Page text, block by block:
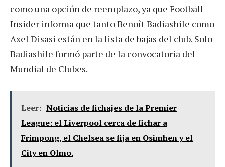
como una opción de reemplazo, ya que Football
Insider informa que tanto Benoît Badiashile como
Axel Disasi están en la lista de bajas del club. Solo
Badiashile formó parte de la convocatoria del
Mundial de Clubes.
Leer: Noticias de fichajes de la Premier
League: el Liverpool cerca de fichar a
Frimpong, el Chelsea se fija en Osimhen y el
City en Olmo.